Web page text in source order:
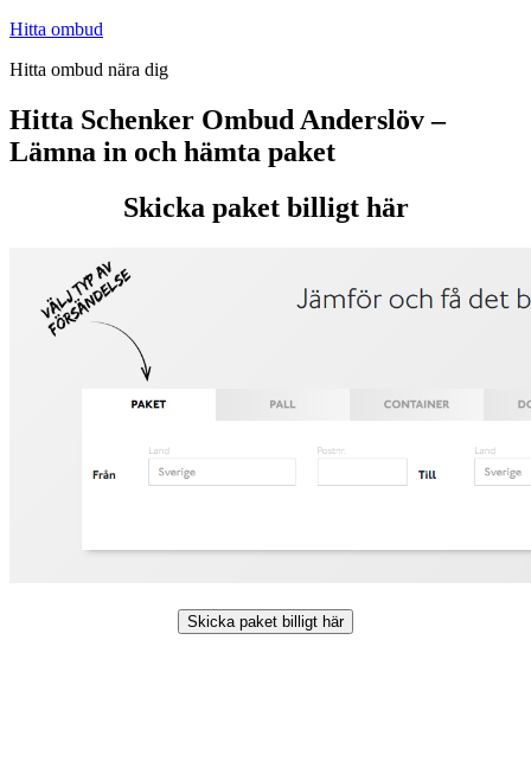
Hoppa
innehåll
Hitta ombud
Hitta ombud nära dig
Hitta Schenker Ombud Anderslöv –
Lämna in och hämta paket
Skicka paket billigt här
Skicka paket billigt här